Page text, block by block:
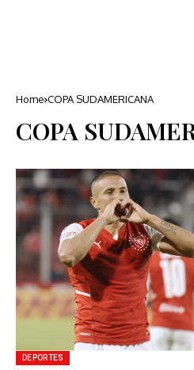
Home COPA SUDAMERICANA
COPA
DEPORTES